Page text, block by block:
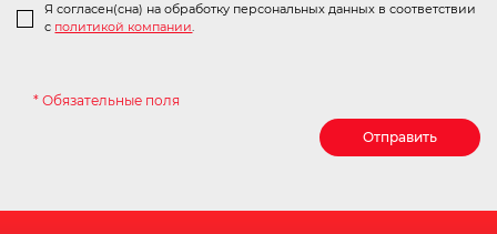
Я согласен(сна) на обработку персональных данных в соответствии
с политикой компании.
* Обязательные поля
Отправить